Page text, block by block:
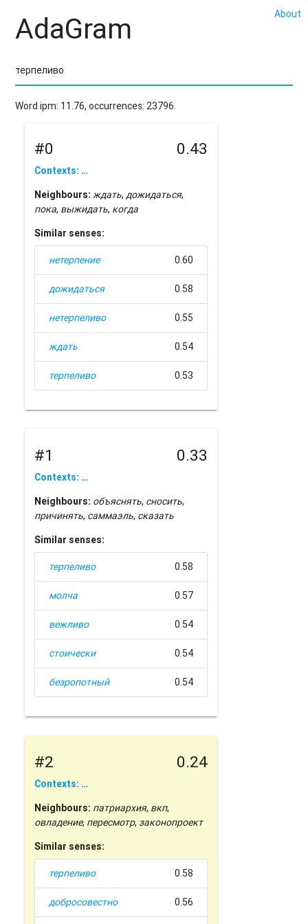
About
AdaGram
Word ipm: 11.76, occurrences: 23796.
#0 0.43
Contexts: …
Neighbours: ждать,дожидаться,
пока, выжидать, когда
Similar senses:
нетерпение 0.60
дожидаться 0.58
нетерпеливо 0.55
ждать 0.54
терпеливо 0.53
#1 0.33
Contexts: …
Neighbours: объяснять, сносить,
причинять, саммаэль, сказать
Similar senses:
терпеливо 0.58
молча 0.57
вежливо 0.54
стоически 0.54
безропотный 0.54
#2 0.24
Contexts: …
Neighbours: патриархия, вкп,
овладение, пересмотр, законопроект
Similar senses:
терпеливо 0.58
добросовестно 0.56